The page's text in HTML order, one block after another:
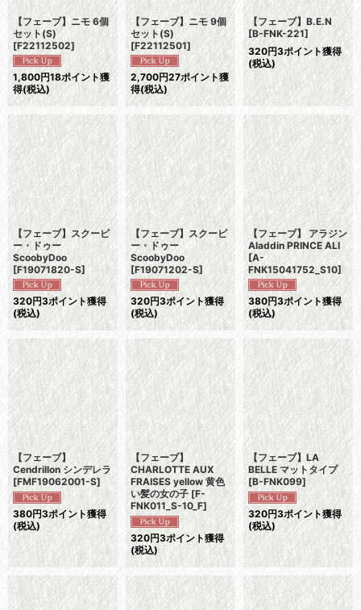
【フェーブ】ニモ 6個
セット(S)
[F22112502]
1,800円18ポイント獲
得(税込)
【フェーブ】ニモ 9個
セット(S)
[F22112501]
2,700円27ポイント獲
得(税込)
【フェーブ】B.E.N
[B-FNK-221]
320円3ポイント獲得
(税込)
【フェーブ】スクービ
ー・ドゥー
ScoobyDoo
[F19071820-S]
320円3ポイント獲得
(税込)
【フェーブ】スクービ
ー・ドゥー
ScoobyDoo
[F19071202-S]
320円3ポイント獲得
(税込)
【フェーブ】 アラジン
Aladdin PRINCE ALI
[A-
FNK15041752_S10]
380円3ポイント獲得
(税込)
【フェーブ】
Cendrillon シンデレラ
[FMF19062001-S]
380円3ポイント獲得
(税込)
【フェーブ】
CHARLOTTE AUX
FRAISES yellow 黄色
い髪の女の子 [F-
FNK011_S-10_F]
320円3ポイント獲得
(税込)
【フェーブ】LA
BELLE マットタイプ
[B-FNK099]
320円3ポイント獲得
(税込)